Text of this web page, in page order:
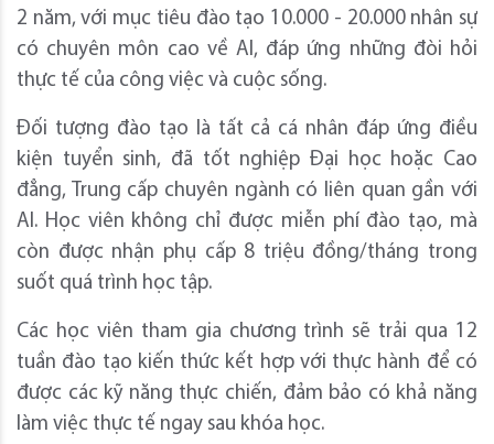
2 năm, với mục tiêu đào tạo 10.000 - 20.000 nhân sự
có chuyên môn cao về AI, đáp ứng những đòi hỏi
thực tế của công việc và cuộc sống.
Đối tượng đào tạo là tất cả cá nhân đáp ứng điều
kiện tuyển sinh, đã tốt nghiệp Đại học hoặc Cao
đẳng, Trung cấp chuyên ngành có liên quan gần với
AI. Học viên không chỉ được miễn phí đào tạo, mà
còn được nhận phụ cấp 8 triệu đồng/tháng trong
suốt quá trình học tập.
Các học viên tham gia chương trình sẽ trải qua 12
tuần đào tạo kiến thức kết hợp với thực hành để có
được các kỹ năng thực chiến, đảm bảo có khả năng
làm việc thực tế ngay sau khóa học.